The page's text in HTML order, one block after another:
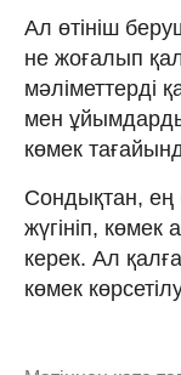
Ал өтініш
не жоғалып
мәліметтерді
мен
көмек
Сондықтан, ең
жүгініп,
керек. Ал
көмек